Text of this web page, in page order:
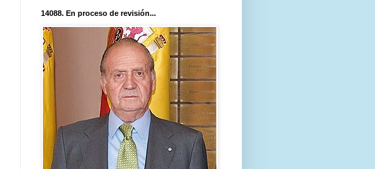
14088. En proceso de revisión...